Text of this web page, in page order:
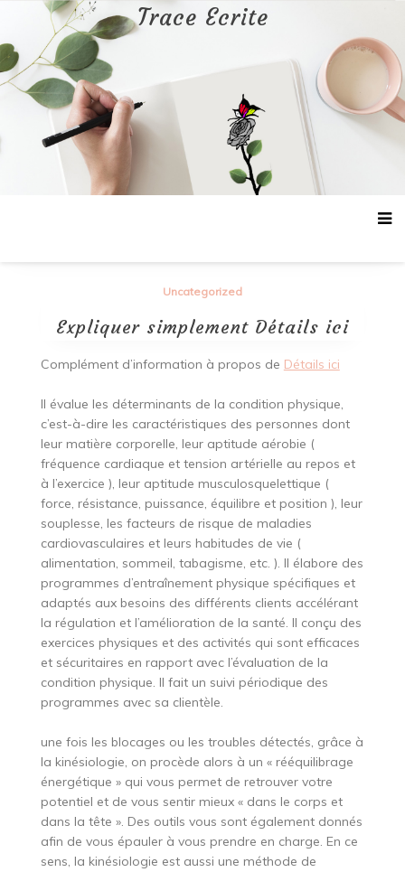
contenu
Trace Ecrite
Uncategorized
Expliquer simplement Détails ici
Complément d’information à propos de Détails ici
Il évalue les déterminants de la condition physique,
c’est-à-dire les caractéristiques des personnes dont
leur matière corporelle, leur aptitude aérobie (
fréquence cardiaque et tension artérielle au repos et
à l’exercice ), leur aptitude musculosquelettique (
force, résistance, puissance, équilibre et position ), leur
souplesse, les facteurs de risque de maladies
cardiovasculaires et leurs habitudes de vie (
alimentation, sommeil, tabagisme, etc. ). Il élabore des
programmes d’entraînement physique spécifiques et
adaptés aux besoins des différents clients accélérant
la régulation et l’amélioration de la santé. Il conçu des
exercices physiques et des activités qui sont efficaces
et sécuritaires en rapport avec l’évaluation de la
condition physique. Il fait un suivi périodique des
programmes avec sa clientèle.
une fois les blocages ou les troubles détectés, grâce à
la kinésiologie, on procède alors à un « rééquilibrage
énergétique » qui vous permet de retrouver votre
potentiel et de vous sentir mieux « dans le corps et
dans la tête ». Des outils vous sont également donnés
afin de vous épauler à vous prendre en charge. En ce
sens, la kinésiologie est aussi une méthode de